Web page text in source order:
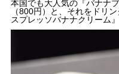
本国でも大人気の『バナナ
（800円）と、それをドリ
スプレッソバナナクリーム